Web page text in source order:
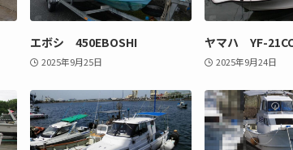
エボシ 450EBOSHI
2025年9月25日
ヤマハ YF-
2025年9月24日